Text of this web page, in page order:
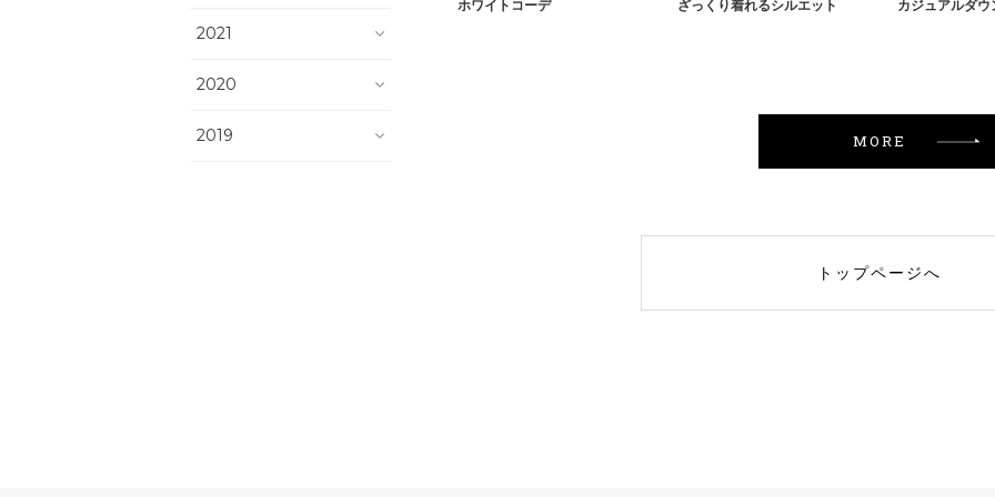
ホワイトコーデ ざっくり着れるシルエット カジュアルダウ
MORE
トップページへ
2021
2020
2019